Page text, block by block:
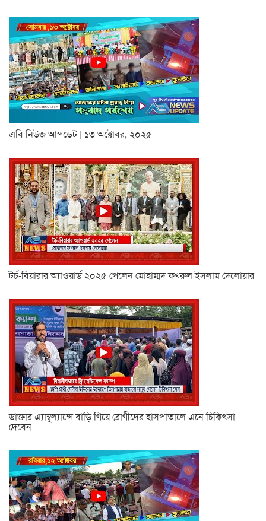
এবি নিউজ আপডেট | ১৩ অক্টোবর, ২০২৫
টর্চ-বিয়ারার অ্যাওয়ার্ড ২০২৫ পেলেন মোহাম্মদ ফখরুল ইসলাম দেলোয়ার
ডাক্তার এ্যাম্বুল্যান্সে বাড়ি গিয়ে রোগীদের হাসপাতালে এনে চিকিৎসা
দেবেন